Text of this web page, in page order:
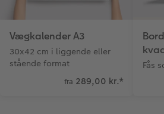
Vægkalender A3
30x42 cm i liggende eller
stående format
fra 289,00 kr.*
Fås